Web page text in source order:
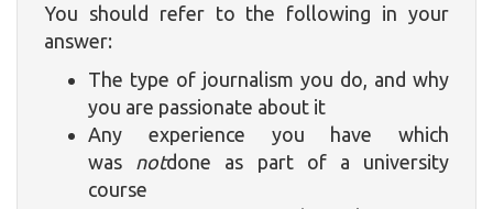
You should refer to the following in your
answer:
The type of journalism you do, and why
you are passionate about it
Any experience you have which
was notdone as part of a university
course